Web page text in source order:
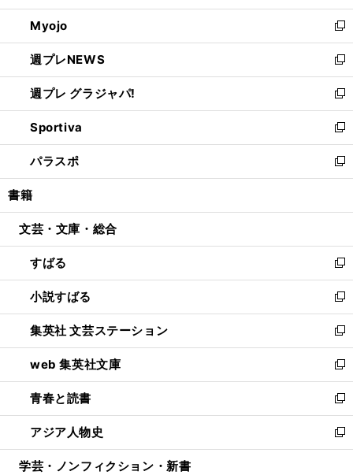
開
く
ウ
で
開
く
ン
ド
ウ
で
開
く
ウ
ィ
ン
ド
ウ
で
開
く
Myojo
新
し
い
ウ
ィ
ン
ド
ウ
で
開
週プレNEWS
新
し
い
ウ
ィ
ン
ド
ウ
開
週プレ グラジャパ!
新
し
い
ウ
ィ
ン
ウ
開
く
Sportiva
新
し
い
ウ
ン
ウ
で
開
く
パラスポ
新
し
ウ
ン
ド
ウ
で
開
く
書籍
文芸・文庫・総合
すばる
新
し
い
ウ
ィ
ン
ド
ウ
で
開
く
小説すばる
新
し
い
ウ
ィ
ン
ド
ウ
で
開
集英社 文芸ステーション
新
し
い
ウ
ィ
ン
ド
ウ
web 集英社文庫
新
し
い
ウ
ィ
ン
青春と読書
新
し
い
ウ
アジア人物史
新
し
学芸・ノンフィクション・新書